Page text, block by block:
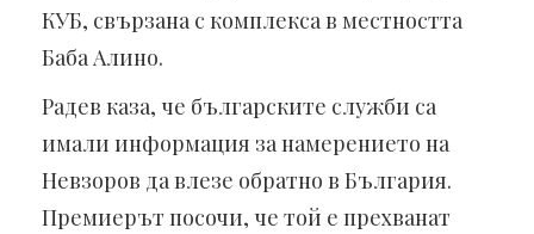
КУБ, свързана с комплекса в местността
Баба Алино.
Радев каза, че българските служби са
имали информация за намерението на
Невзоров да влезе обратно в България.
Премиерът посочи, че той е прехванат